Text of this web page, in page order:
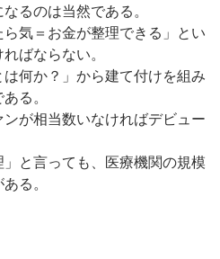
るのは当然である。
気＝お金が整理できる」とい
ばならない。
何か？」から建て付けを組み
る。
が相当数いなければデビュー
」と言っても、医療機関の規模
る。